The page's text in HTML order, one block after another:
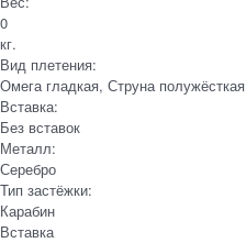
0
кг.
Вид плетения:
Омега гладкая, Струна полужёсткая
Вставка:
Без вставок
Металл:
Серебро
Тип застёжки:
Карабин
Вставка